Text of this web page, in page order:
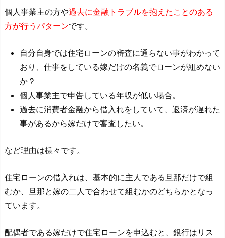
個人事業主の方や過去に金融トラブルを抱えたことのある
方が行うパターンです。
自分自身では住宅ローンの審査に通らない事がわかって
おり、仕事をしている嫁だけの名義でローンが組めない
か？
個人事業主で申告している年収が低い場合。
過去に消費者金融から借入れをしていて、返済が遅れた
事があるから嫁だけで審査したい。
など理由は様々です。
住宅ローンの借入れは、基本的に主人である旦那だけで組
むか、旦那と嫁の二人で合わせて組むかのどちらかとなっ
ています。
配偶者である嫁だけで住宅ローンを申込むと、銀行はリス